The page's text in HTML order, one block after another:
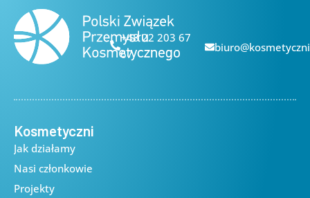
+48 22 203 67
67
Kosmetyczni
Jak działamy
Nasi członkowie
Projekty